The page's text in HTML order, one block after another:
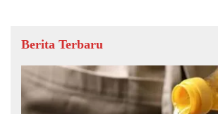
Berita Terbaru